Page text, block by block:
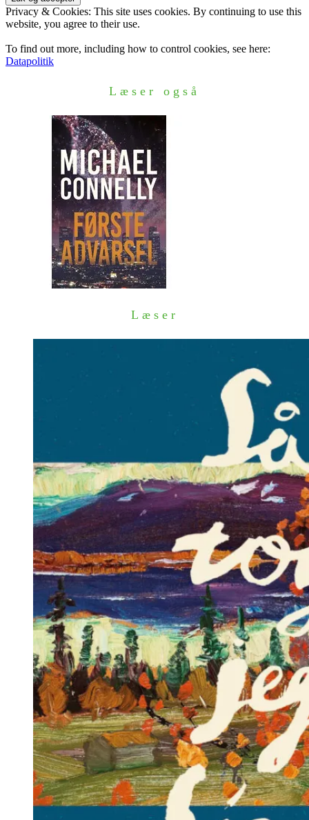
Privacy & Cookies: This site uses cookies. By continuing to use this
website, you agree to their use.
To find out more, including how to control cookies, see here:
Datapolitik
Læser også
Læser